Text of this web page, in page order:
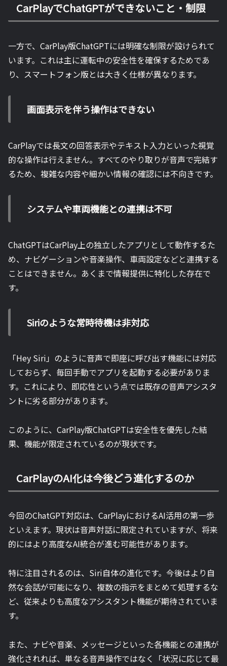
CarPlayでChatGPTができないこと・制限
一方で、CarPlay版ChatGPTには明確な制限が設けられて
います。これは主に運転中の安全性を確保するためであ
り、スマートフォン版とは大きく仕様が異なります。
画面表示を伴う操作はできない
CarPlayでは長文の回答表示やテキスト入力といった視覚
的な操作は行えません。すべてのやり取りが音声で完結す
るため、複雑な内容や細かい情報の確認には不向きです。
システムや車両機能との連携は不可
ChatGPTはCarPlay上の独立したアプリとして動作するた
め、ナビゲーションや音楽操作、車両設定などと連携する
ことはできません。あくまで情報提供に特化した存在で
す。
Siriのような常時待機は非対応
「Hey Siri」のように音声で即座に呼び出す機能には対応
しておらず、毎回手動でアプリを起動する必要がありま
す。これにより、即応性という点では既存の音声アシスタ
ントに劣る部分があります。
このように、CarPlay版ChatGPTは安全性を優先した結
果、機能が限定されているのが現状です。
CarPlayのAI化は今後どう進化するのか
今回のChatGPT対応は、CarPlayにおけるAI活用の第一歩
といえます。現状は音声対話に限定されていますが、将来
的にはより高度なAI統合が進む可能性があります。
特に注目されるのは、Siri自体の進化です。今後はより自
然な会話が可能になり、複数の指示をまとめて処理するな
ど、従来よりも高度なアシスタント機能が期待されていま
す。
また、ナビや音楽、メッセージといった各機能との連携が
強化されれば、単なる音声操作ではなく「状況に応じて最